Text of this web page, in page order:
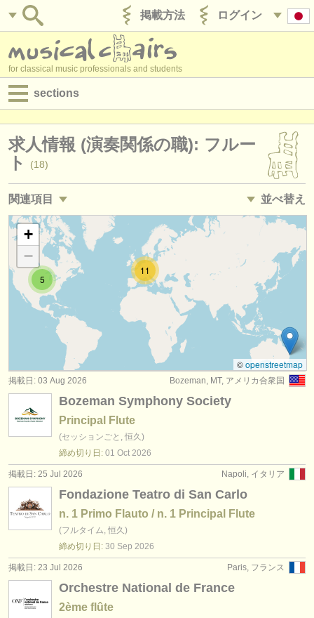
ログイン
掲載方法
for classical music professionals and students
sections
求人情報 (演奏関係の職)
求人情報 (管理者関連の職)
degree courses
講習会
コンクール
楽器の販売
盗まれた楽器
ディレクトリー:
オーケストラ
音楽学校
ユース オーケストラ
musicalchairs:
musicalchairsについて
お問い合わせ
rss feeds
クラシック音楽ニュース
求人情報 (演奏関係の職): フルー
ト
(18)
関連項目 並べ替え
求人情報 (教育関連の職): フルート (1)
講習会: フルート
degree courses: フルート (10)
degree courses: baroque flute (2)
degree courses: 民俗 ホイッスル/フルート
コンクール: フルート
楽器の販売: フルート (80)
盗まれた楽器: フルート
• 掲載日
• 締め切り日
5
11
+
−
©openstreetmap
Bozeman, MT, アメリカ合衆国
掲載日: 03 Aug 2026
Bozeman Symphony Society
Principal Flute
(セッションごと, 恒久)
締め切り日: 01 Oct 2026
Napoli, イタリア
掲載日: 25 Jul 2026
Fondazione Teatro di San Carlo
n. 1 Primo Flauto / n. 1 Principal Flute
(フルタイム, 恒久)
締め切り日: 30 Sep 2026
Paris, フランス
掲載日: 23 Jul 2026
Orchestre National de France
2ème flûte